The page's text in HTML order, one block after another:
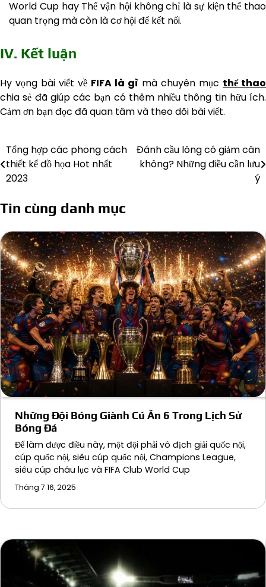
World Cup hay Thế vận hội không chỉ là sự kiện thể thao
quan trọng mà còn là cơ hội để kết nối.
IV. Kết luận
Hy vọng bài viết về FIFA là gì mà chuyên mục thể thao
chia sẻ đã giúp các bạn có thêm nhiều thông tin hữu ích.
Cảm ơn bạn đọc đã quan tâm và theo dõi bài viết.
Điều
hướng
viết
Tổng hợp các phong cách
thiết kế đồ họa Hot nhất
2023
Đánh cầu lông có giảm cân
không? Những điều cần lưu
ý
Tin cùng danh mục
Những Đội Bóng Giành Cú Ăn 6 Trong Lịch Sử
Bóng Đá
Để làm được điều này, một đội phải vô địch giải quốc nội,
cúp quốc nội, siêu cúp quốc nội, Champions League,
siêu cúp châu lục và FIFA Club World Cup
Tháng 7 16, 2025